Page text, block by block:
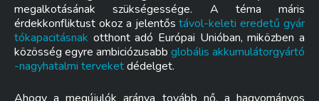
megalkotásának szükségessége. A téma máris
érdekkonfliktust okoz a jelentőstávol-keleti eredetű gyár
tókapacitásnak otthont adó Európai Unióban, miközben a
közösség egyre ambiciózusabb globális akkumulátorgyártó
-nagyhatalmi terveketdédelget.